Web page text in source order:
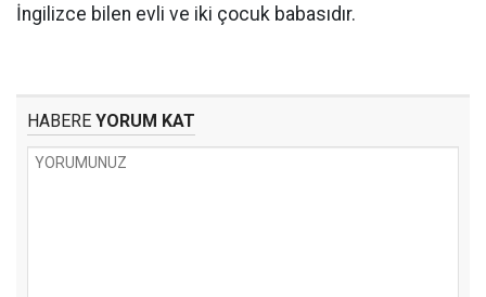
İngilizce bilen evli ve iki çocuk babasıdır.
HABERE YORUM KAT